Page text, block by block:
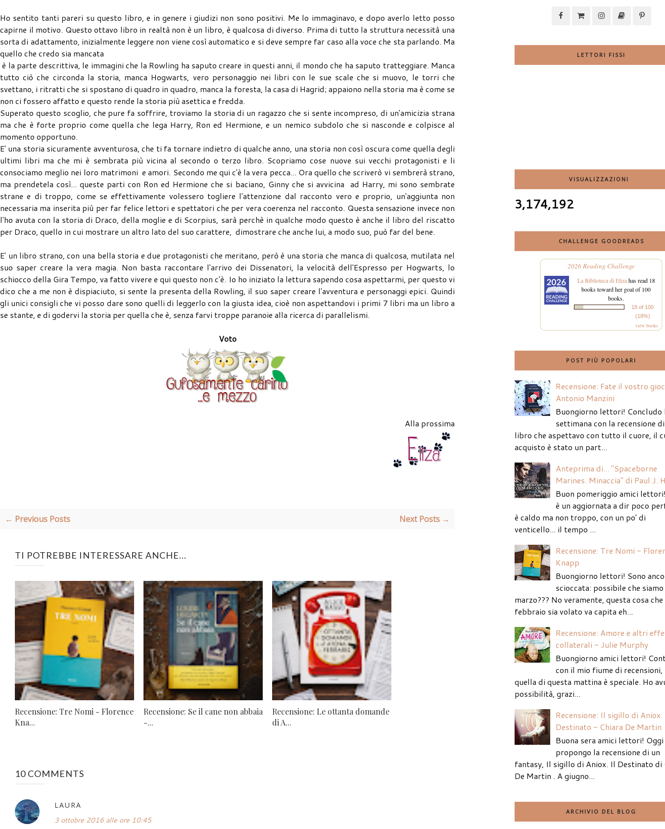
Ho sentito tanti pareri su questo libro, e in genere i giudizi non sono positivi. Me lo immaginavo, e dopo averlo letto posso
capirne il motivo. Questo ottavo libro in realtà non è un libro, è qualcosa di diverso. Prima di tutto la struttura necessità una
sorta di adattamento, inizialmente leggere non viene così automatico e si deve sempre far caso alla voce che sta parlando. Ma
quello che credo sia mancata
è la parte descrittiva, le immagini che la Rowling ha saputo creare in questi anni, il mondo che ha saputo tratteggiare. Manca
tutto ciò che circonda la storia, manca Hogwarts, vero personaggio nei libri con le sue scale che si muovo, le torri che
svettano, i ritratti che si spostano di quadro in quadro, manca la foresta, la casa di Hagrid; appaiono nella storia ma è come se
non ci fossero affatto e questo rende la storia più asettica e fredda.
Superato questo scoglio, che pure fa soffrire, troviamo la storia di un ragazzo che si sente incompreso, di un'amicizia strana
ma che è forte proprio come quella che lega Harry, Ron ed Hermione, e un nemico subdolo che si nasconde e colpisce al
momento opportuno.
E' una storia sicuramente avventurosa, che ti fa tornare indietro di qualche anno, una storia non così oscura come quella degli
ultimi libri ma che mi è sembrata più vicina al secondo o terzo libro. Scopriamo cose nuove sui vecchi protagonisti e li
consociamo meglio nei loro matrimoni e amori. Secondo me qui c'è la vera pecca... Ora quello che scriverò vi sembrerà strano,
ma prendetela così... queste parti con Ron ed Hermione che si baciano, Ginny che si avvicina ad Harry, mi sono sembrate
strane e di troppo, come se effettivamente volessero togliere l'attenzione dal racconto vero e proprio, un'aggiunta non
necessaria ma inserita più per far felice lettori e spettatori che per vera coerenza nel racconto. Questa sensazione invece non
l'ho avuta con la storia di Draco, della moglie e di Scorpius, sarà perchè in qualche modo questo è anche il libro del riscatto
per Draco, quello in cui mostrare un altro lato del suo carattere, dimostrare che anche lui, a modo suo, può far del bene.
E' un libro strano, con una bella storia e due protagonisti che meritano, però è una storia che manca di qualcosa, mutilata nel
suo saper creare la vera magia. Non basta raccontare l'arrivo dei Dissenatori, la velocità dell'Espresso per Hogwarts, lo
schiocco della Gira Tempo, va fatto vivere e qui questo non c'è. Io ho iniziato la lettura sapendo cosa aspettarmi, per questo vi
dico che a me non è dispiaciuto, si sente la presenta della Rowling, il suo saper creare l'avventura e personaggi epici. Quindi
gli unici consigli che vi posso dare sono quelli di leggerlo con la giusta idea, cioè non aspettandovi i primi 7 libri ma un libro a
se stante, e di godervi la storia per quella che è, senza farvi troppe paranoie alla ricerca di parallelismi.
Voto
Alla prossima
← Previous Posts Next Posts →
TI POTREBBE INTERESSARE ANCHE...
Recensione: Tre Nomi - Florence
Kna...
Recensione: Se il cane non abbaia
-...
Recensione: Le ottanta domande
di A...
10 COMMENTS
LAURA
3 ottobre 2016 alle ore 10:45
LETTORI FISSI
VISUALIZZAZIONI
3,174,192
CHALLENGE GOODREADS
2026 Reading Challenge
La Biblioteca di Elizahas read 18
books toward her goal of 100
books.
18 of 100
(18%)
view books
POST PIÙ POPOLARI
Recensione: Fate il vostro
Antonio Manzini
Buongiorno lettori! Concludo
settimana con la recensione
libro che aspettavo con tutto il cuore, il
acquisto è stato un part...
Anteprima di... "Spaceborne
Marines. Minaccia" di Paul J.
Buon pomeriggio amici
è un aggiornata a dir poco
è caldo ma non troppo, con un po' di
venticello... il tempo ...
Recensione: Tre Nomi -
Knapp
Buongiorno lettori! Sono
scioccata: possibile che siamo
marzo??? No veramente, questa cosa che
febbraio sia volato va capita eh...
Recensione: Amore e altri
collaterali - Julie Murphy
Buongiorno amici lettori!
con il mio fiume di recensioni,
quella di questa mattina è speciale. Ho
possibilità, grazi...
Recensione: Il sigillo di
Destinato - Chiara De Martin
Buona sera amici lettori!
propongo la recensione di un
fantasy, Il sigillo di Aniox. Il Destinato di
De Martin . A giugno...
ARCHIVIO DEL BLOG